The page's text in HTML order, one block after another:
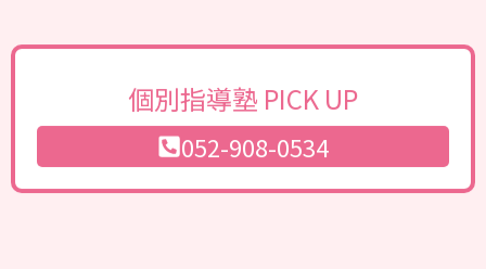
個別指導塾 PICK UP
052-908-0534